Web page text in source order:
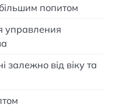
попитом
управления
залежно від віку та